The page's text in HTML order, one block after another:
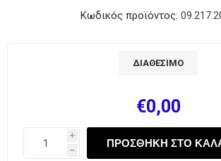
Κωδικός προϊόντος:
ΔΙΑΘΈΣΙΜΟ
€0,00
i
h